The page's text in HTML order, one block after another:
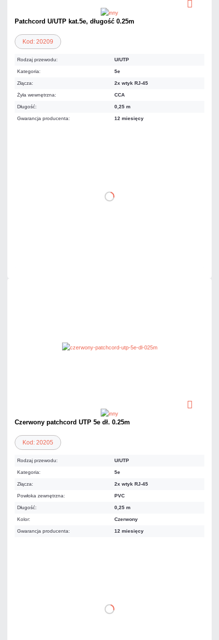
Patchcord U/UTP kat.5e, długość 0.25m
Kod: 20209
Rodzaj przewodu: U/UTP
Kategoria: 5e
Złącza: 2x wtyk RJ-45
Żyła wewnętrzna: CCA
Długość: 0,25 m
Gwarancja producenta: 12 miesięcy
DO KOSZYKA
Czerwony patchcord UTP 5e dł. 0.25m
Kod: 20205
Rodzaj przewodu: U/UTP
Kategoria: 5e
Złącza: 2x wtyk RJ-45
Powłoka zewnętrzna: PVC
Długość: 0,25 m
Kolor: Czerwony
Gwarancja producenta: 12 miesięcy
DO KOSZYKA